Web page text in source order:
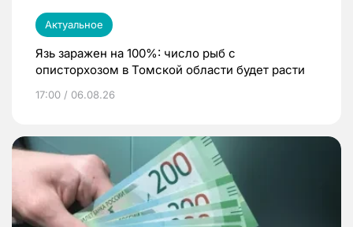
Актуальное
Язь заражен на 100%: число рыб с
описторхозом в Томской области будет расти
17:00 / 06.08.26